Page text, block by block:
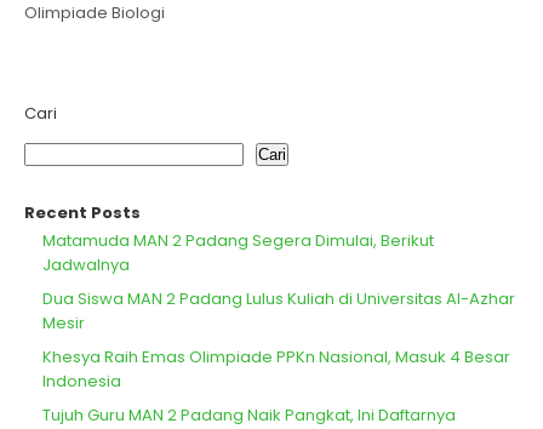
Olimpiade Biologi
Cari
Cari
Recent Posts
Matamuda MAN 2 Padang Segera Dimulai, Berikut
Jadwalnya
Dua Siswa MAN 2 Padang Lulus Kuliah di Universitas Al-Azhar
Mesir
Khesya Raih Emas Olimpiade PPKn Nasional, Masuk 4 Besar
Indonesia
Tujuh Guru MAN 2 Padang Naik Pangkat, Ini Daftarnya